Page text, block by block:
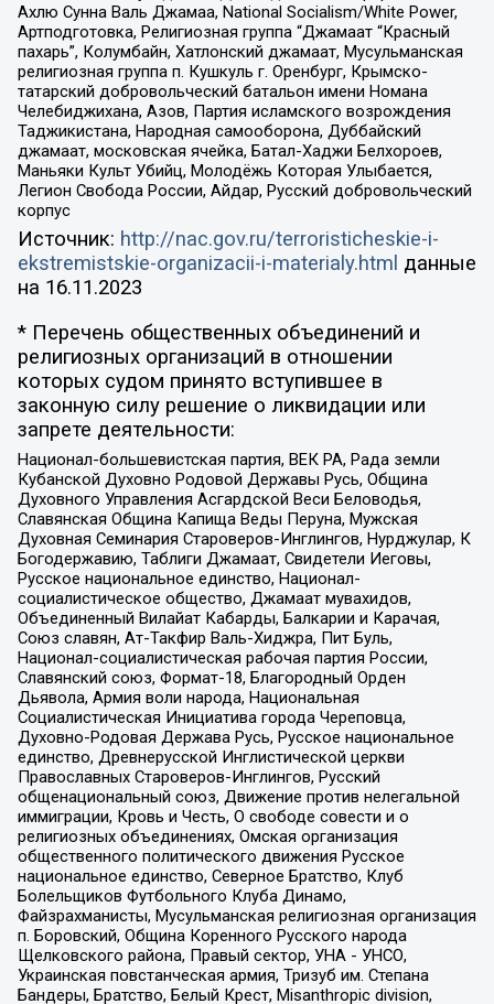
Ахлю Сунна Валь Джамаа, National Socialism/White Power,
Артподготовка, Религиозная группа “Джамаат “Красный
пахарь”, Колумбайн, Хатлонский джамаат, Мусульманская
религиозная группа п. Кушкуль г. Оренбург, Крымско-
татарский добровольческий батальон имени Номана
Челебиджихана, Азов, Партия исламского возрождения
Таджикистана, Народная самооборона, Дуббайский
джамаат, московская ячейка, Батал-Хаджи Белхороев,
Маньяки Культ Убийц, Молодёжь Которая Улыбается,
Легион Свобода России, Айдар, Русский добровольческий
корпус
Источник: http://nac.gov.ru/terroristicheskie-i-
ekstremistskie-organizacii-i-materialy.html данные
на 16.11.2023
* Перечень общественных объединений и
религиозных организаций в отношении
которых судом принято вступившее в
законную силу решение о ликвидации или
запрете деятельности:
Национал-большевистская партия, ВЕК РА, Рада земли
Кубанской Духовно Родовой Державы Русь, Община
Духовного Управления Асгардской Веси Беловодья,
Славянская Община Капища Веды Перуна, Мужская
Духовная Семинария Староверов-Инглингов, Нурджулар, К
Богодержавию, Таблиги Джамаат, Свидетели Иеговы,
Русское национальное единство, Национал-
социалистическое общество, Джамаат мувахидов,
Объединенный Вилайат Кабарды, Балкарии и Карачая,
Союз славян, Ат-Такфир Валь-Хиджра, Пит Буль,
Национал-социалистическая рабочая партия России,
Славянский союз, Формат-18, Благородный Орден
Дьявола, Армия воли народа, Национальная
Социалистическая Инициатива города Череповца,
Духовно-Родовая Держава Русь, Русское национальное
единство, Древнерусской Инглистической церкви
Православных Староверов-Инглингов, Русский
общенациональный союз, Движение против нелегальной
иммиграции, Кровь и Честь, О свободе совести и о
религиозных объединениях, Омская организация
общественного политического движения Русское
национальное единство, Северное Братство, Клуб
Болельщиков Футбольного Клуба Динамо,
Файзрахманисты, Мусульманская религиозная организация
п. Боровский, Община Коренного Русского народа
Щелковского района, Правый сектор, УНА - УНСО,
Украинская повстанческая армия, Тризуб им. Степана
Бандеры, Братство, Белый Крест, Misanthropic division,